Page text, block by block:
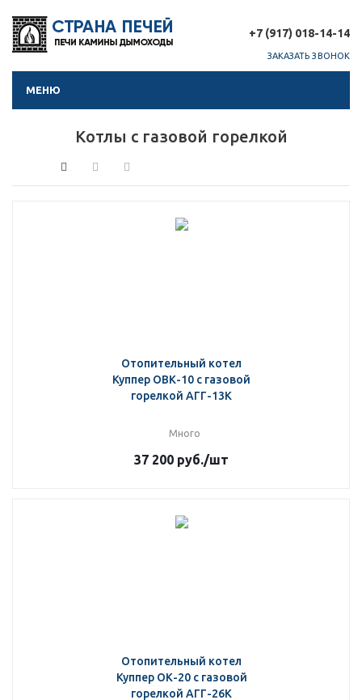
+7 (917) 018-14-14
ЗАКАЗАТЬ ЗВОНОК
МЕНЮ
Котлы с газовой горелкой
Отопительный котел
Куппер ОВК-10 с газовой
горелкой АГГ-13К
Много
37 200 руб./шт
Отопительный котел
Куппер ОК-20 с газовой
горелкой АГГ-26К